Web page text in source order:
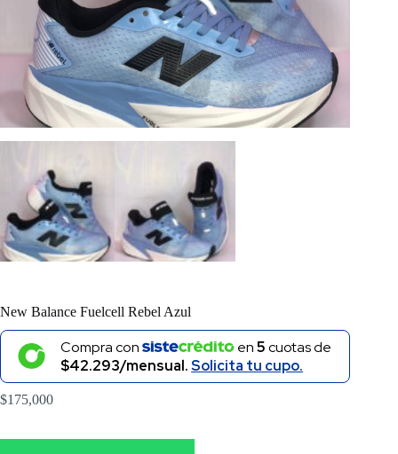
New Balance Fuelcell Rebel Azul
Compra con en5cuotas de
$42.293/mensual.Solicita tu cupo.
$175,000